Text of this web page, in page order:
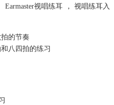
Earmaster视唱练耳 ，
视唱练耳入
的节奏
八四拍的练习